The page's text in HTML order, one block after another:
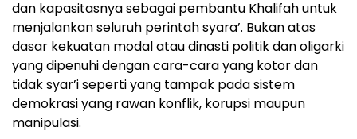
dan kapasitasnya sebagai pembantu Khalifah untuk
menjalankan seluruh perintah syara’. Bukan atas
dasar kekuatan modal atau dinasti politik dan oligarki
yang dipenuhi dengan cara-cara yang kotor dan
tidak syar’i seperti yang tampak pada sistem
demokrasi yang rawan konflik, korupsi maupun
manipulasi.